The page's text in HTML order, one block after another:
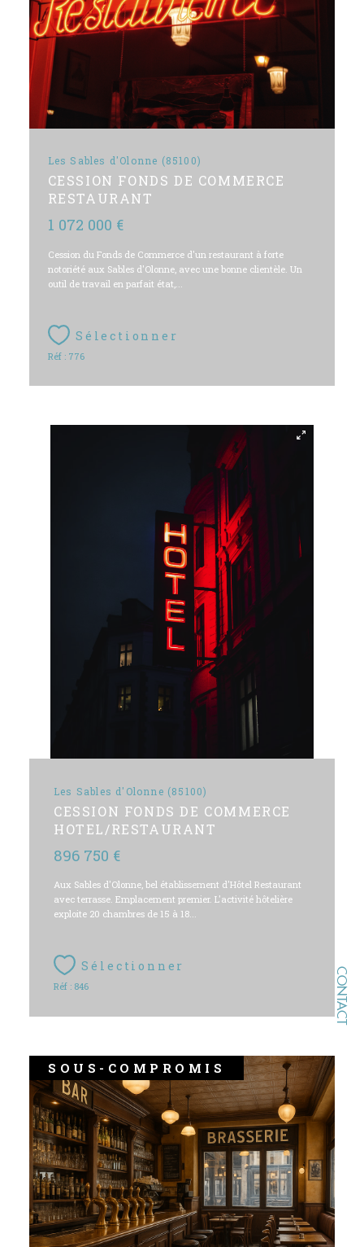
CONTACT
Les Sables d'Olonne (85100)
CESSION FONDS DE COMMERCE
RESTAURANT
1 072 000 €
Cession du Fonds de Commerce d'un restaurant à forte
notoriété aux Sables d'Olonne, avec une bonne clientèle. Un
outil de travail en parfait état,...
Sélectionner
Réf : 776
Les Sables d'Olonne (85100)
CESSION FONDS DE COMMERCE
HOTEL/RESTAURANT
896 750 €
Aux Sables d'Olonne, bel établissement d'Hôtel Restaurant
avec terrasse. Emplacement premier. L'activité hôtelière
exploite 20 chambres de 15 à 18...
Sélectionner
Réf : 846
SOUS-COMPROMIS